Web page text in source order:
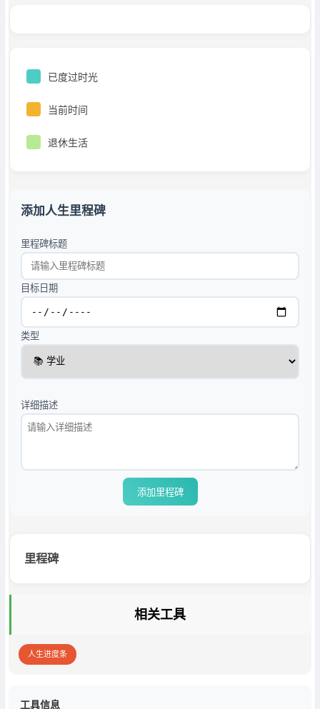
已度过时光
当前时间
退休生活
添加人生里程碑
里程碑标题
目标日期
类型
详细描述
添加里程碑
里程碑
相关工具
人生进度条
工具信息